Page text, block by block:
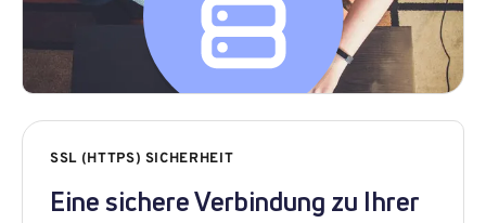
SSL (HTTPS) SICHERHEIT
Eine sichere Verbindung zu Ihrer